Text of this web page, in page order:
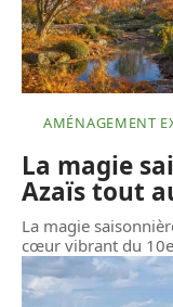
AMÉNAGEMENT
La magie
Azaïs tout
La magie
cœur vibrant du